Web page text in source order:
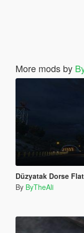
More mods by
Düzyatak Dorse
By ByTheAli